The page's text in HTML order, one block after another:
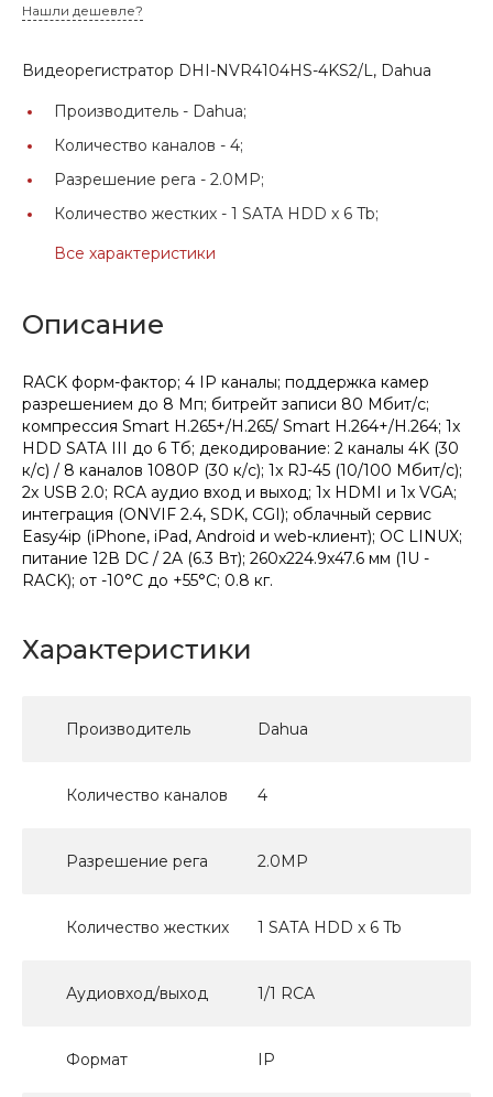
Нашли дешевле?
Видеорегистратор DHI-NVR4104HS-4KS2/L, Dahua
Производитель - Dahua;
Количество каналов - 4;
Разрешение рега - 2.0MP;
Количество жестких - 1 SATA HDD x 6 Tb;
Все характеристики
Описание
RACK форм-фактор; 4 IP каналы; поддержка камер
разрешением до 8 Мп; битрейт записи 80 Мбит/с;
компрессия Smart H.265+/H.265/ Smart H.264+/H.264; 1x
HDD SATA III до 6 Тб; декодирование: 2 каналы 4K (30
к/с) / 8 каналов 1080P (30 к/с); 1x RJ-45 (10/100 Мбит/с);
2x USB 2.0; RCA аудио вход и выход; 1x HDMI и 1x VGA;
интеграция (ONVIF 2.4, SDK, CGI); облачный сервис
Easy4ip (iPhone, iPad, Android и web-клиент); ОС LINUX;
питание 12В DC / 2A (6.3 Вт); 260x224.9x47.6 мм (1U -
RACK); от -10°C до +55°C; 0.8 кг.
Характеристики
Производитель Dahua
Количество каналов 4
Разрешение рега 2.0MP
Количество жестких 1 SATA HDD x 6 Tb
Аудиовход/выход 1/1 RCA
Формат IP